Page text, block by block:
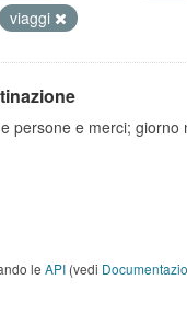
viaggi
persone e merci;
le API (vedi